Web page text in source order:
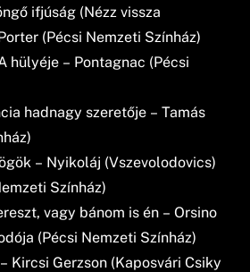
ifjúság (Nézz vissza
(Pécsi Nemzeti Színház)
hülyéje – Pontagnac (Pécsi
hadnagy szeretője – Tamás
– Nyikoláj (Vszevolodovics)
Színház)
vagy bánom is én – Orsino
(Pécsi Nemzeti Színház)
Kircsi Gerzson (Kaposvári Csiky